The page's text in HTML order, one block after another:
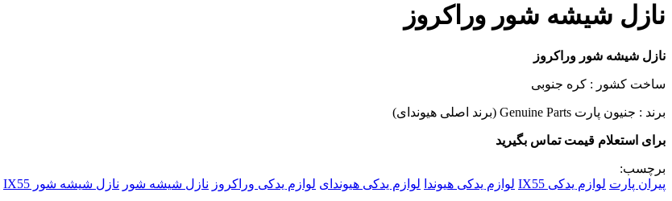
نازل شیشه شور وراکروز
نازل شیشه شور وراکروز
ساخت کشور : کره جنوبی
برند : جنیون پارت Genuine Parts (برند اصلی هیوندای)
برای استعلام قیمت تماس بگیرید
برچسب:
پیران پارت لوازم یدکی IX55 لوازم یدکی هیوندا لوازم یدکی هیوندای لوازم یدکی وراکروز نازل شیشه شور نازل شیشه شور IX55